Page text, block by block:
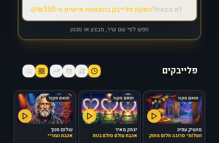
לא מצאת?הפקת פלייבק בהתאמה אישית מ-₪350
חפש לפי שם שיר, מבצע או סגנון
פלייבקים
תואם מקור
מושיק עפיה
ושלומי סרנגה חלום מתוק
תואם מקור
יצחק מאיר
אהבת עולם סולם בנות
תואם מקור
שלום חנוך
אהבת נעוריי